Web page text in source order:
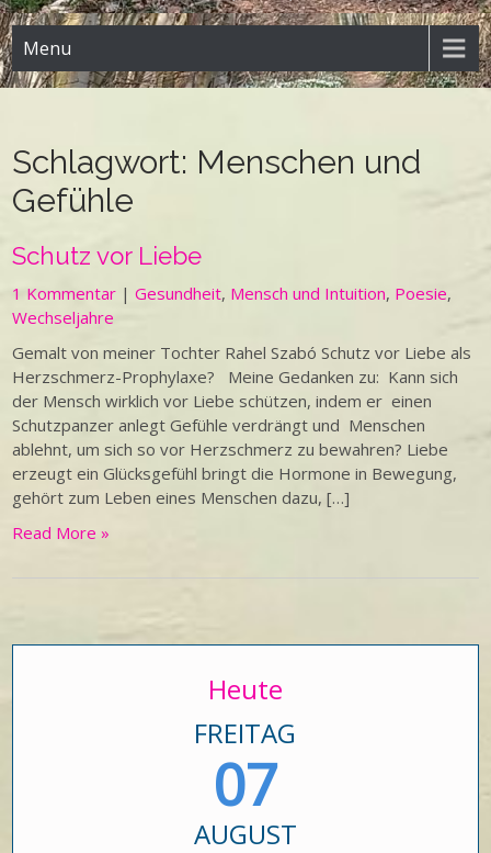
Menu
Schlagwort: Menschen und
Gefühle
Schutz vor Liebe
1 Kommentar |Gesundheit, Mensch und Intuition, Poesie,
Wechseljahre
Gemalt von meiner Tochter Rahel Szabó Schutz vor Liebe als
Herzschmerz-Prophylaxe? Meine Gedanken zu: Kann sich
der Mensch wirklich vor Liebe schützen, indem er einen
Schutzpanzer anlegt Gefühle verdrängt und Menschen
ablehnt, um sich so vor Herzschmerz zu bewahren? Liebe
erzeugt ein Glücksgefühl bringt die Hormone in Bewegung,
gehört zum Leben eines Menschen dazu, […]
Read More »
Heute
FREITAG
07
AUGUST